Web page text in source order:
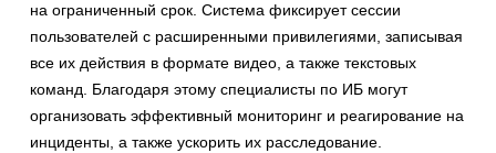
на ограниченный срок. Система фиксирует сессии
пользователей с расширенными привилегиями, записывая
все их действия в формате видео, а также текстовых
команд. Благодаря этому специалисты по ИБ могут
организовать эффективный мониторинг и реагирование на
инциденты, а также ускорить их расследование.